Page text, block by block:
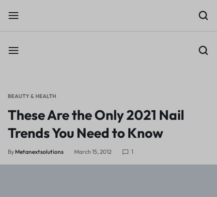
BEAUTY & HEALTH
These Are the Only 2021 Nail
Trends You Need to Know
By Metanextsolutions March 15, 2012 1